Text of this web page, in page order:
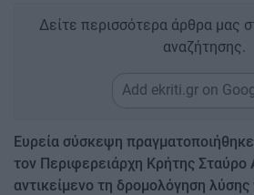
Δείτε περισσότερα άρθρα μας
αναζήτησης.
Add ekriti.gr on
Ευρεία σύσκεψη
τον Περιφερειάρχη Κρήτης Σταύρο
αντικείμενο τη δρομολόγηση λύσης